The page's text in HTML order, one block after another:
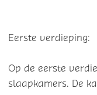
Eerste verdieping:
Op de eerste
slaapkamers. De